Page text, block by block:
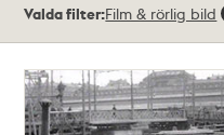
träffar
Valda filter:Film & rörlig bild